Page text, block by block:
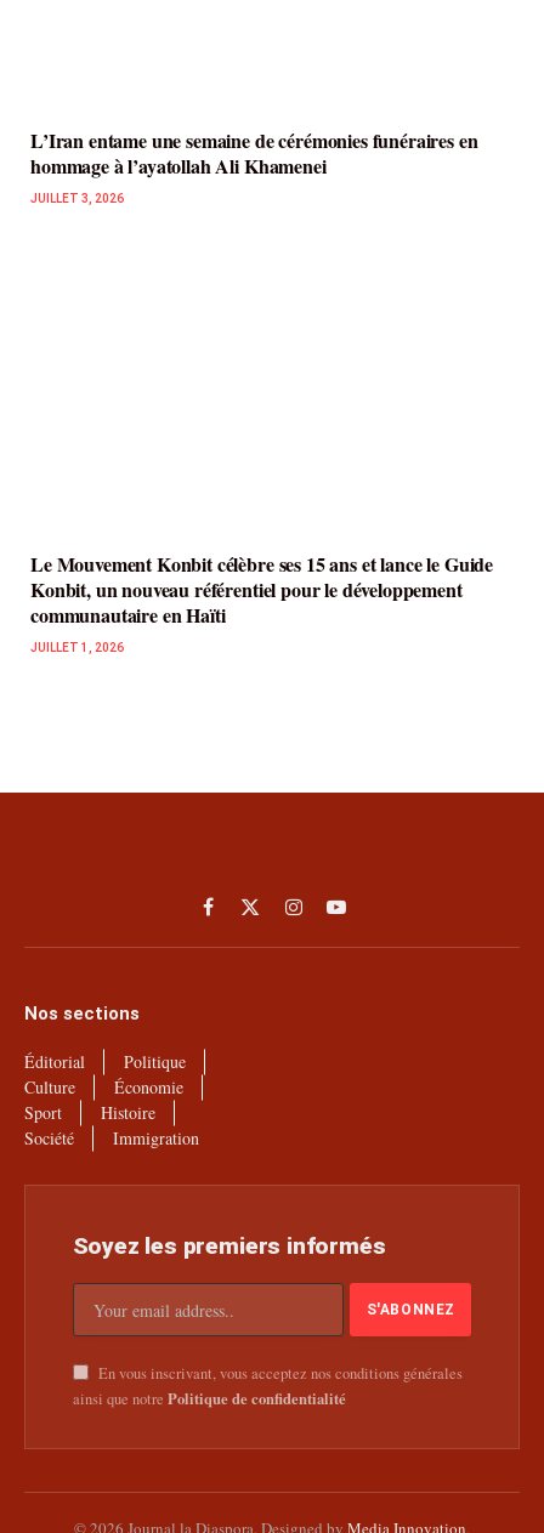
L’Iran entame une semaine de cérémonies funéraires en
hommage à l’ayatollah Ali Khamenei
JUILLET 3, 2026
Le Mouvement Konbit célèbre ses 15 ans et lance le Guide
Konbit, un nouveau référentiel pour le développement
communautaire en Haïti
JUILLET 1, 2026
Facebook
X
(Twitter)
InstagramYouTube
Nos sections
Éditorial
Politique
Culture
Économie
Sport
Histoire
Société
Immigration
Soyez les premiers informés
En vous inscrivant, vous acceptez nos conditions générales
ainsi que notre Politique de confidentialité
© 2026 Journal la Diaspora. Designed by Media Innovation.